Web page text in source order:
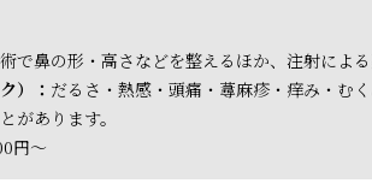
で鼻の形・高さなどを整えるほか、注射による
）： だるさ・熱感・頭痛・蕁麻疹・痒み・む
があります。
円～